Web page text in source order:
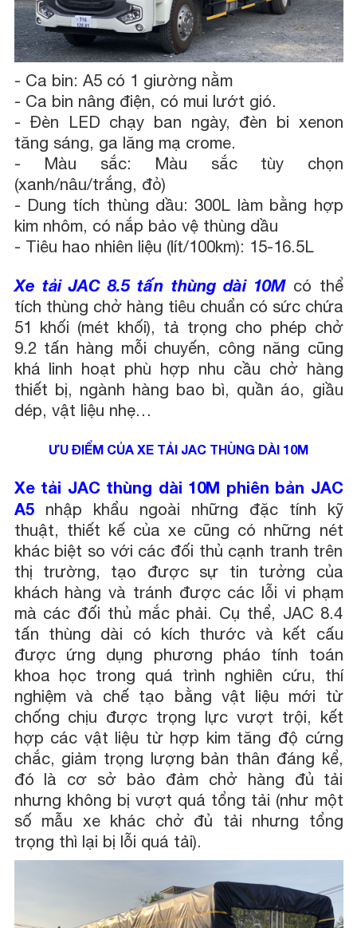
- Ca bin: A5 có 1 giường nằm
- Ca bin nâng điện, có mui lướt gió.
- Đèn LED chạy ban ngày, đèn bi xenon
tăng sáng, ga lăng mạ crome.
-
Màu sắc: Màu sắc tùy chọn
(xanh/nâu/trắng, đỏ)
- Dung tích thùng dầu: 300L làm bằng hợp
kim nhôm, có nắp bảo vệ thùng dầu
- Tiêu hao nhiên liệu (lít/100km): 15-16.5L
Xe tải JAC 8.5 tấn thùng dài 10M có thể
tích thùng chở hàng tiêu chuẩn có sức chứa
51 khối (mét khối), tả trọng cho phép chở
9.2 tấn hàng mỗi chuyến, công năng cũng
khá linh hoạt phù hợp nhu cầu chở hàng
thiết bị, ngành hàng bao bì, quần áo, giầu
dép, vật liệu nhẹ…
ƯU ĐIỂM CỦA XE TẢI JAC THÙNG DÀI 10M
Xe tải JAC thùng dài 10M phiên bản JAC
A5nhập khẩu ngoài những đặc tính kỹ
thuật, thiết kế của xe cũng có những nét
khác biệt so với các đối thủ cạnh tranh trên
thị trường, tạo được sự tin tưởng của
khách hàng và tránh được các lỗi vi phạm
mà các đối thủ mắc phải. Cụ thể, JAC 8.4
tấn thùng dài có kích thước và kết cấu
được ứng dụng phương pháo tính toán
khoa học trong quá trình nghiên cứu, thí
nghiệm và chế tạo bằng vật liệu mới từ
chống chịu được trọng lực vượt trội, kết
hợp các vật liệu từ hợp kim tăng độ cứng
chắc, giảm trọng lượng bản thân đáng kể,
đó là cơ sở bảo đảm chở hàng đủ tải
nhưng không bị vượt quá tổng tải (như một
số mẫu xe khác chở đủ tải nhưng tổng
trọng thì lại bị lỗi quá tải).